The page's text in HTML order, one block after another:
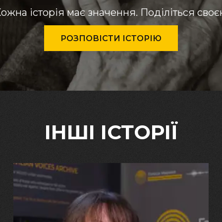
історія має значення. Поділіться
РОЗПОВІСТИ ІСТОРІЮ
ІНШІ ІСТОРІЇ